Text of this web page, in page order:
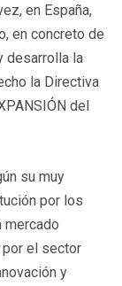
en España,
en concreto de
desarrolla la
la Directiva
del
su muy
por los
mercado
por el sector
y